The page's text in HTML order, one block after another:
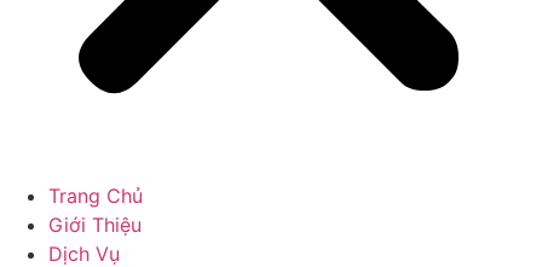
Trang Chủ
Giới Thiệu
Dịch Vụ